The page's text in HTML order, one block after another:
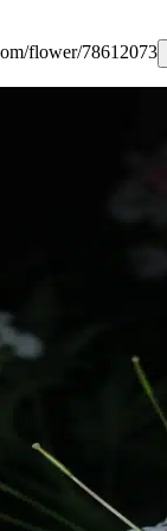
flower/78612073